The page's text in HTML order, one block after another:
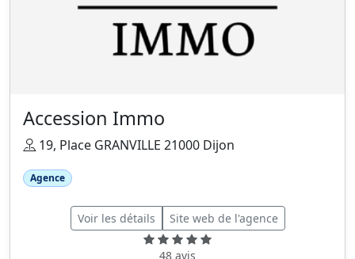
Accession Immo
19, Place GRANVILLE 21000 Dijon
Agence
Voir les détails Site web de l'agence
48 avis